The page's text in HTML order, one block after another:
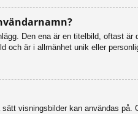
Den ena är en titelbild, oftast
och är i allmänhet unik eller
visningsbilder kan användas